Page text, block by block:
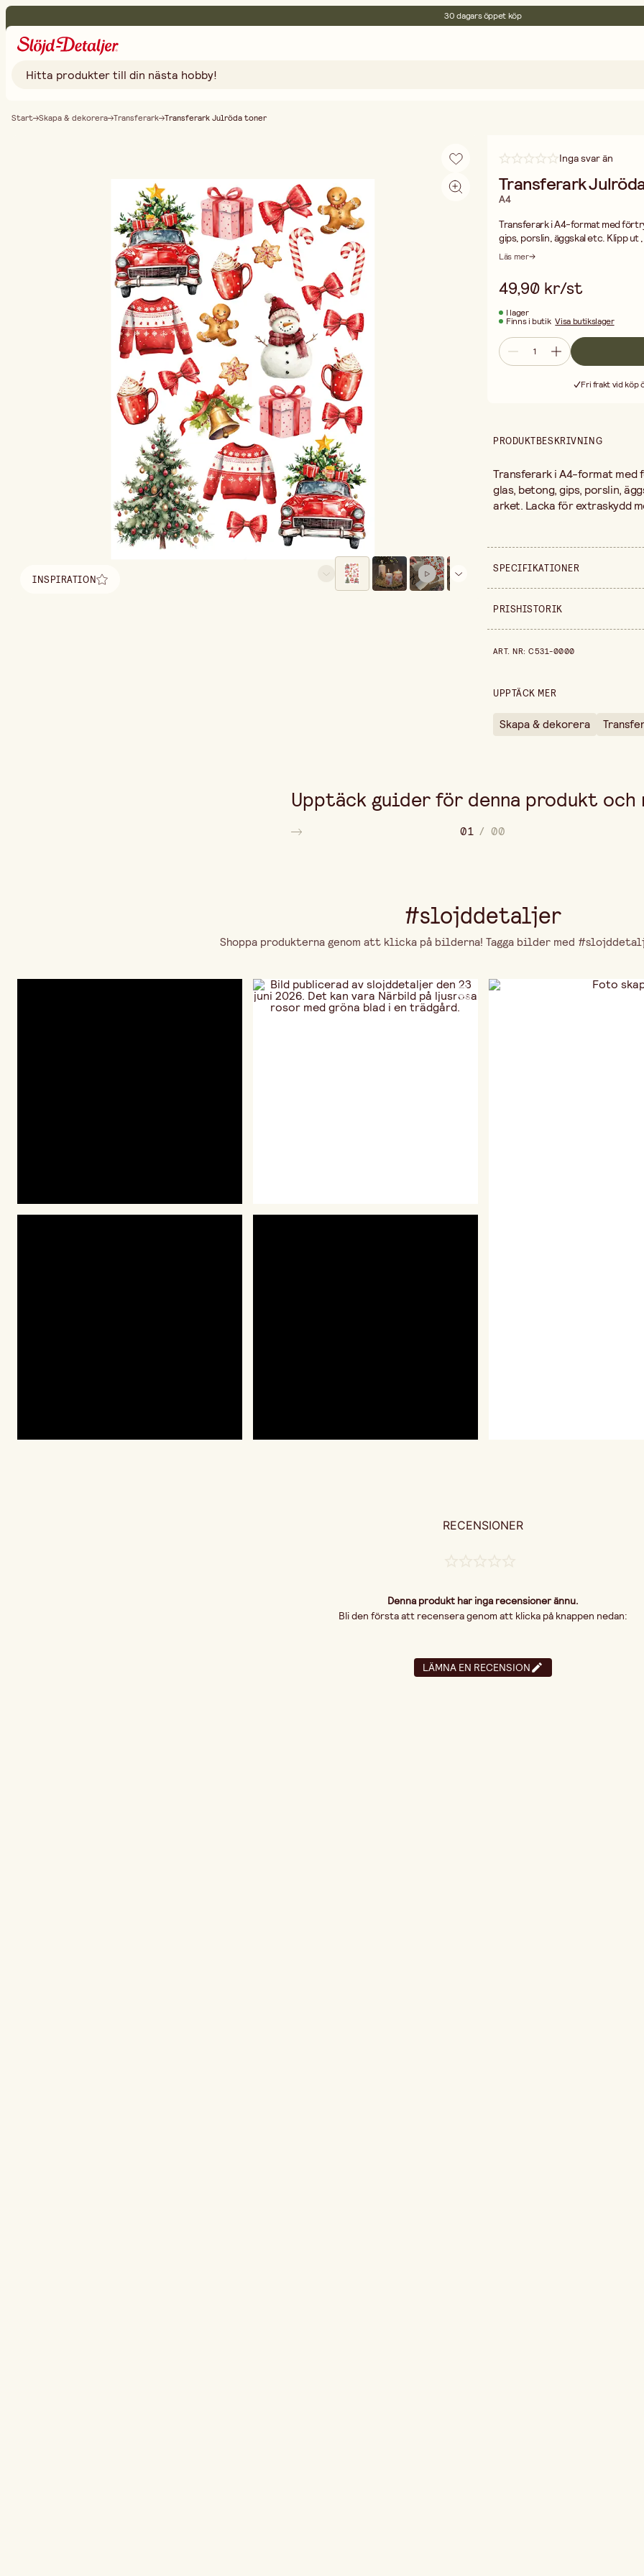
30 dagars öppet köp
Start Skapa & dekorera Transferark Transferark Julröda toner
INSPIRATION
Inga svar än
Transferark
A4
Transferark i A4-format med
gips, porslin, äggskal etc. Klipp
med lämpligt lack för ändamålet.
Läs mer
49,90 kr/st
I lager
Finns i butik Visa butikslager
Fri frakt vid köp
PRODUKTBESKRIVNING
Transferark i A4-format med
glas, betong, gips, porslin,
arket. Lacka för extraskydd
SPECIFIKATIONER
Säljs i
PRISHISTORIK
ART. NR:C531-0000
UPPTÄCK MER
Skapa & dekorera
Upptäck guider för denna produkt och
01 / 00
#slojddetaljer
Shoppa produkterna genom att klicka på bilderna! Tagga bilder med
RECENSIONER
Denna produkt har inga recensioner ännu.
Bli den första att recensera genom att klicka på knappen nedan:
LÄMNA EN RECENSION